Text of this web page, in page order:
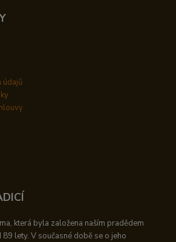
údajů
která byla založena naším pradědem
lety. V současné době se o jeho